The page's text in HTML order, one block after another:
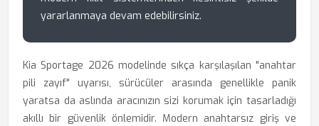
yararlanmaya devam edebilirsiniz.
Kia Sportage 2026 modelinde sıkça karşılaşılan "anahtar
pili zayıf" uyarısı, sürücüler arasında genellikle panik
yaratsa da aslında aracınızın sizi korumak için tasarladığı
akıllı bir güvenlik önlemidir. Modern anahtarsız giriş ve